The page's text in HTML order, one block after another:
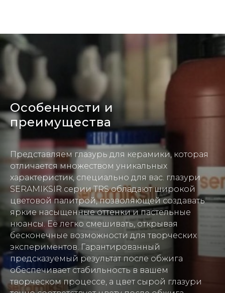
Особенности и
преимущества
Представляем глазурь для керамики, которая
отличается множеством уникальных
характеристик, специально для вас. глазури
SERAMIKSIR серии TRS обладают широкой
цветовой палитрой, позволяющей создавать
яркие насыщенные оттенки и пастельные
нюансы. Её легко смешивать, открывая
бесконечные возможности для творческих
экспериментов. Гарантированный
предсказуемый результат после обжига
обеспечивает стабильность в вашем
творческом процессе, а цвет сырой глазури